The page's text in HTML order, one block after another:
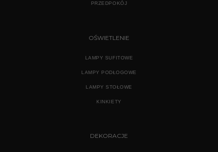
PRZEDPOKÓJ
OŚWIETLENIE
LAMPY SUFITOWE
LAMPY PODŁOGOWE
LAMPY STOŁOWE
KINKIETY
DEKORACJE